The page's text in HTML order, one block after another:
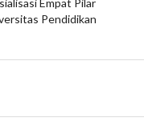
Empat Pilar
Pendidikan